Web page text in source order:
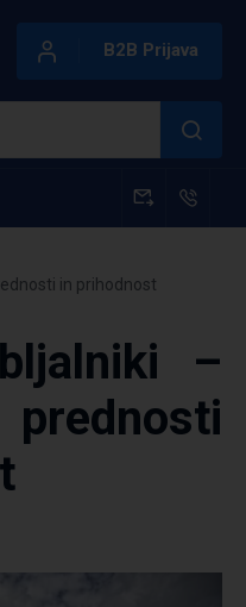
B2B Prijava
in prihodnost
–